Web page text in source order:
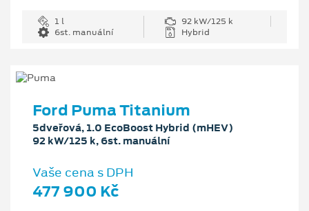
1 l
92 kW/125 k
6st. manuální
Hybrid
Ford Puma Titanium
5dveřová, 1.0 EcoBoost Hybrid (mHEV)
92 kW/125 k, 6st. manuální
Vaše cena s DPH
477 900 Kč